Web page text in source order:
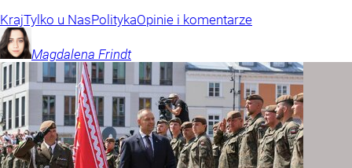
KrajTylko u NasPolitykaOpinie i komentarze
Magdalena Frindt